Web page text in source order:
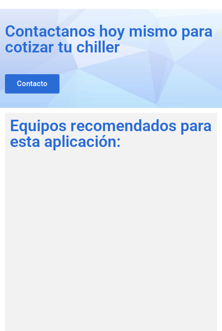
Contactanos hoy mismo para
cotizar tu chiller
Contacto
Equipos recomendados para
esta aplicación: